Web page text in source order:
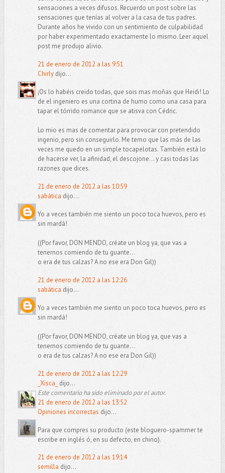
sensaciones a veces difusos. Recuerdo un post sobre las
sensaciones que tenías al volver a la casa de tus padres.
Durante años he vivido con un sentimiento de culpabilidad
por haber experimentado exactamente lo mismo. Leer aquel
post me produjo alivio.
21 de enero de 2012 a las 9:51
Chirlydijo...
¡Os lo habéis creido todas, que sois mas moñas que Heidi! Lo
de el ingeniero es una cortina de humo como una casa para
tapar el tórrido romance que se atisva con Cédric.
Lo mio es mas de comentar para provocar con pretendido
ingenio, pero sin conseguirlo. Me temo que las más de las
veces me quedo en un simple tocapelotas. También está lo
de hacerse ver, la afinidad, el descojone... y casi todas las
razones que dices.
21 de enero de 2012 a las 10:59
sabática dijo...
Yo a veces también me siento un poco toca huevos, pero es
sin mardá!
((Por favor, DON MENDO, créate un blog ya, que vas a
tenernos comiendo de tu guante...
o era de tus calzas? A no ese era Don Gil))
21 de enero de 2012 a las 12:26
sabática dijo...
Yo a veces también me siento un poco toca huevos, pero es
sin mardá!
((Por favor, DON MENDO, créate un blog ya, que vas a
tenernos comiendo de tu guante...
o era de tus calzas? A no ese era Don Gil))
21 de enero de 2012 a las 12:29
_Xisca_ dijo...
Este comentario ha sido eliminado por el autor.
21 de enero de 2012 a las 13:52
Opiniones incorrectas dijo...
Para que compres su producto (este bloguero-spammer te
escribe en inglés ó, en su defecto, en chino).
21 de enero de 2012 a las 19:14
semilla dijo...